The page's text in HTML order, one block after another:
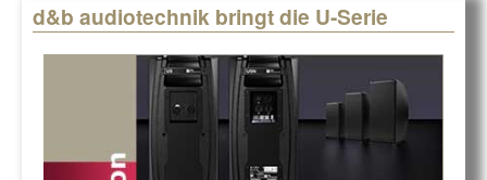
d&b audiotechnik bringt die U-Serie